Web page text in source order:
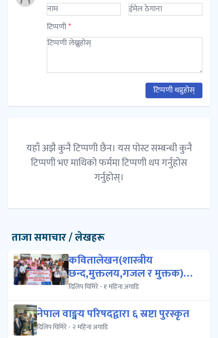
टिप्पणी*
टिप्पणी थप्नुहोस्
यहाँ अझै कुनै टिप्पणी छैन। यस पोस्ट सम्बन्धी कुनै
टिप्पणी भए माथिको फर्ममा टिप्पणी थप गर्नुहोस
गर्नुहोस्।
ताजा समाचार / लेखहरू
कवितालेखन(शास्त्रीय
छन्द,मुक्तलय,गजल र मुक्तक)को
प्रशिक्षण क...
दिलिप घिमिरे - १ महिना अगाडि
नेपाल वाङ्मय परिषदद्वारा ६ स्रष्टा पुरस्कृत
दिलिप घिमिरे - २ महिना अगाडि